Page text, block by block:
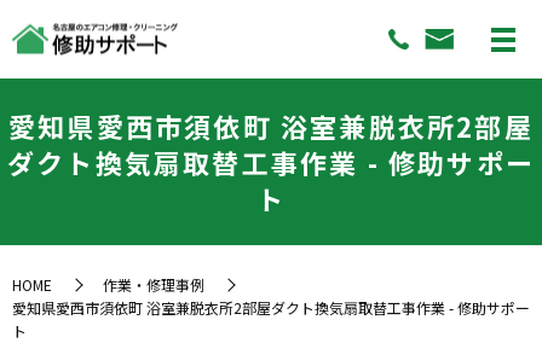
愛知県愛西市須依町 浴室兼脱衣所2部屋
ダクト換気扇取替工事作業 - 修助サポー
ト
HOME
作業・修理事例
愛知県愛西市須依町 浴室兼脱衣所2部屋ダクト換気扇取替工事作業 - 修助サポー
ト